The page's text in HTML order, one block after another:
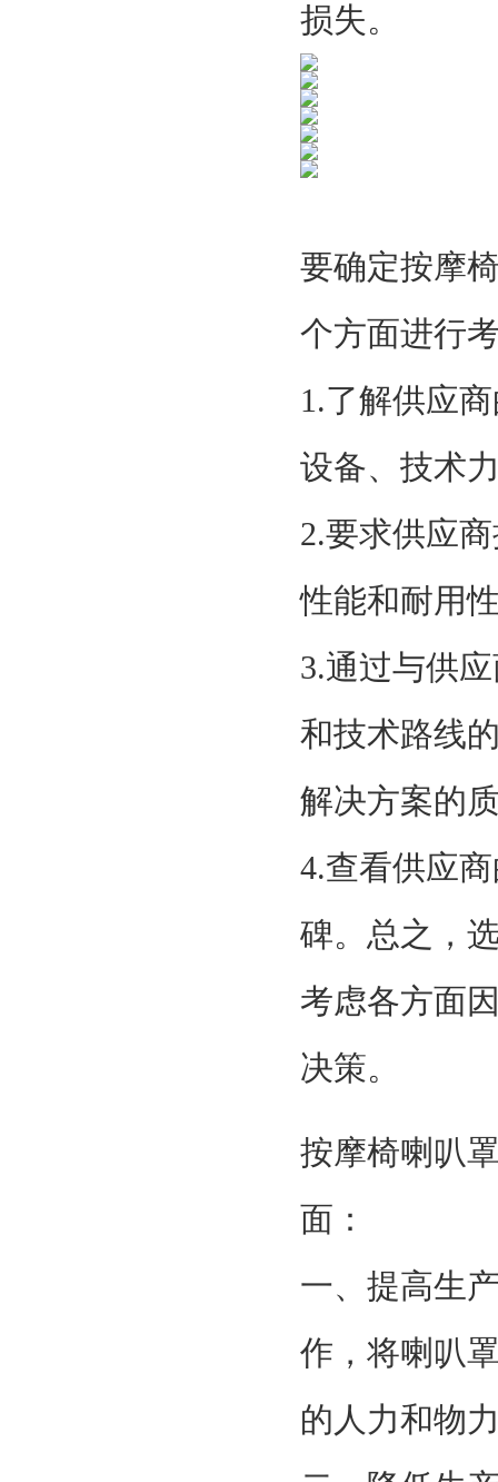
损失。
要确定按摩
个方面进行
1.了解供应
设备、技术
2.要求供应
性能和耐用
3.通过与供
和技术路线
解决方案的
4.查看供应
碑。总之，
考虑各方面
决策。
按摩椅喇叭
面：
一、提高生
作，将喇叭
的人力和物